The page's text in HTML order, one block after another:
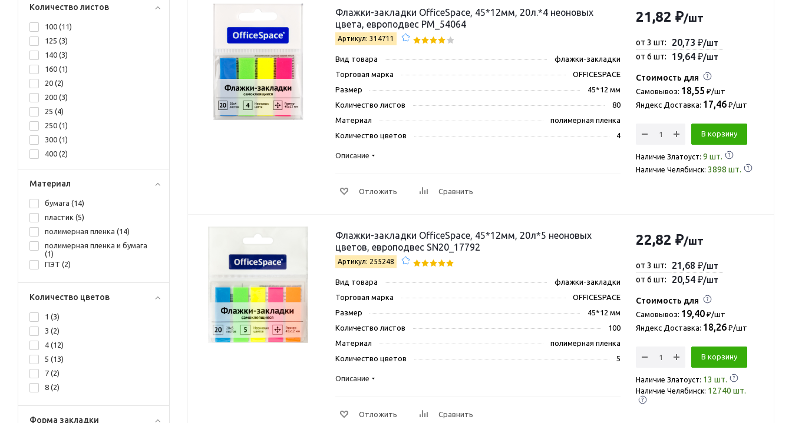
Флажки-закладки OfficeSpace, 45*12мм, 20л.*4 неоновых
цвета, европодвес PM_54064
Артикул: 314711
Вид товара
флажки-закладки
Торговая марка
OFFICESPACE
Размер
45*12 мм
Количество листов
80
Материал
полимерная пленка
Количество цветов
4
Описание
Отложить Сравнить
21,82 ₽/шт
от 3 шт: 20,73 ₽/шт
от 6 шт:
19,64 ₽/шт
Стоимость для
Самовывоз: 18,55 ₽/шт
Яндекс Доставка: 17,46 ₽/шт
В корзину
Наличие Златоуст: 9 шт.
Наличие Челябинск: 3898 шт.
Флажки-закладки OfficeSpace, 45*12мм, 20л*5 неоновых
цветов, европодвес SN20_17792
Артикул: 255248
Вид товара
флажки-закладки
Торговая марка
OFFICESPACE
Размер
45*12 мм
Количество листов
100
Материал
полимерная пленка
Количество цветов
5
Описание
Отложить Сравнить
22,82 ₽/шт
от 3 шт: 21,68 ₽/шт
от 6 шт:
20,54 ₽/шт
Стоимость для
Самовывоз: 19,40 ₽/шт
Яндекс Доставка: 18,26 ₽/шт
В корзину
Наличие Златоуст: 13 шт.
Наличие Челябинск: 12740 шт.
74*74, 60*15 мм (1
80*106 мм (
82*90 мм (
88*95 мм (
90*98 мм (
Количество листов
100 (11)
125 (3)
140 (3)
160 (1)
20 (2)
200 (3)
25 (4)
250 (1)
300 (1)
400 (2)
60 (1)
80 (4)
Материал
бумага (14)
пластик (5)
полимерная пленка (14)
полимерная пленка и бумага
(1)
ПЭТ (2)
Количество цветов
1 (3)
3 (2)
4 (12)
5 (13)
7 (2)
8 (2)
Форма закладки